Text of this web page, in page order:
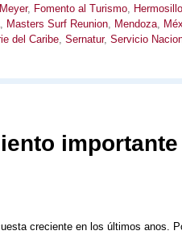
, Fomento al Turismo, Hermosillo
, Masters Surf Reunion, Mendoza,
del Caribe, Sernatur, Servicio
importante
creciente en los últimos anos.